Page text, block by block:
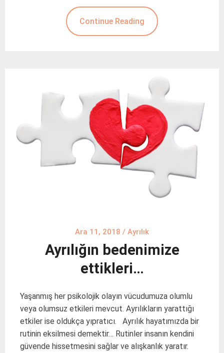
Continue Reading
Ara 11, 2018 / Ayrılık
Ayrılığın bedenimize
ettikleri…
Yaşanmış her psikolojik olayın vücudumuza olumlu
veya olumsuz etkileri mevcut. Ayrılıkların yarattığı
etkiler ise oldukça yıpratıcı. Ayrılık hayatımızda bir
rutinin eksilmesi demektir… Rutinler insanın kendini
güvende hissetmesini sağlar ve alışkanlık yaratır.